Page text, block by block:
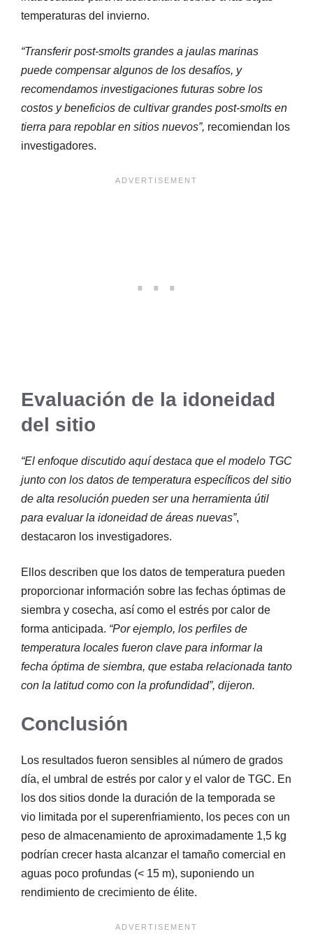
temperaturas del invierno.
“Transferir post-smolts grandes a jaulas marinas
puede compensar algunos de los desafíos, y
recomendamos investigaciones futuras sobre los
costos y beneficios de cultivar grandes post-smolts en
tierra para repoblar en sitios nuevos”, recomiendan los
investigadores.
Evaluación de la idoneidad
del sitio
“El enfoque discutido aquí destaca que el modelo TGC
junto con los datos de temperatura específicos del sitio
de alta resolución pueden ser una herramienta útil
para evaluar la idoneidad de áreas nuevas”,
destacaron los investigadores.
Ellos describen que los datos de temperatura pueden
proporcionar información sobre las fechas óptimas de
siembra y cosecha, así como el estrés por calor de
forma anticipada. “Por ejemplo, los perfiles de
temperatura locales fueron clave para informar la
fecha óptima de siembra, que estaba relacionada tanto
con la latitud como con la profundidad”, dijeron.
Conclusión
Los resultados fueron sensibles al número de grados
día, el umbral de estrés por calor y el valor de TGC. En
los dos sitios donde la duración de la temporada se
vio limitada por el superenfriamiento, los peces con un
peso de almacenamiento de aproximadamente 1,5 kg
podrían crecer hasta alcanzar el tamaño comercial en
aguas poco profundas (< 15 m), suponiendo un
rendimiento de crecimiento de élite.